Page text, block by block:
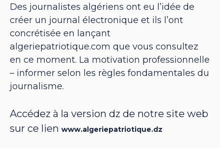
Des journalistes algériens ont eu l’idée de
créer un journal électronique et ils l’ont
concrétisée en lançant
algeriepatriotique.com que vous consultez
en ce moment. La motivation professionnelle
– informer selon les règles fondamentales du
journalisme.
Accédez à la version dz de notre site web
sur ce lien www.algeriepatriotique.dz